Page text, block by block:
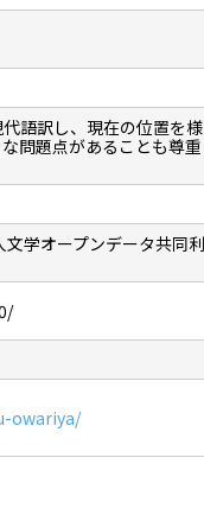
語訳し、現在の位置を
問題点があることも尊
学オープンデータ共
owariya/